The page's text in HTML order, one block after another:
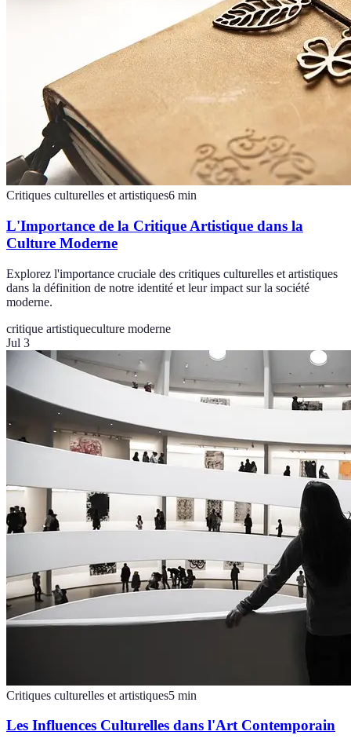
Critiques culturelles et artistiques6 min
L'Importance de la Critique Artistique dans la
Culture Moderne
Explorez l'importance cruciale des critiques culturelles et artistiques
dans la définition de notre identité et leur impact sur la société
moderne.
critique artistiqueculture moderne
Jul 3
Critiques culturelles et artistiques5 min
Les Influences Culturelles dans l'Art Contemporain